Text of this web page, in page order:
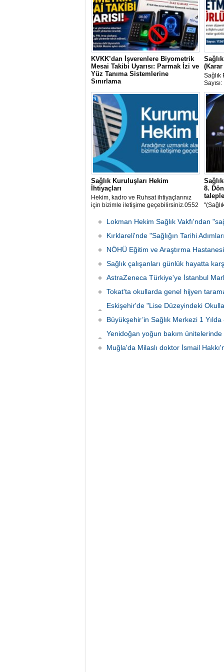
KVKK’dan İşverenlere Biyometrik
Mesai Takibi Uyarısı: Parmak İzi ve
Yüz Tanıma Sistemlerine
Sınırlama
Kişisel Verileri Koruma Kurulu (KVKK),
çalışanların mesai takibinde parmak izi,
yüz tanıma ve iris taraması gibi
biyometrik sistemlerin kullanılmasına
ilişkin önemli bir ilke kararı yayımladı.
(Karar
Sağlık
33258
Sağlık Kuruluşları Hekim
İhtiyaçları
Hekim, kadro ve Ruhsat ihtiyaçlarınız
için bizimle iletişime geçebilirsiniz.0552
8.
10
Lokman Hekim Sağlık Vakfı'ndan
Kırklareli'nde "Sağlığın Tarihi
NÖHÜ Eğitim ve Araştırma
Sağlık çalışanları günlük hayatta
AstraZeneca Türkiye'ye İstanbul
Tokat'ta okullarda genel hijyen
Eskişehir'de "Lise Düzeyindeki
imzalandı
Büyükşehir’in Sağlık Merkezi 1
Yenidoğan yoğun bakım
emanet
Muğla'da Milaslı doktor İsmail